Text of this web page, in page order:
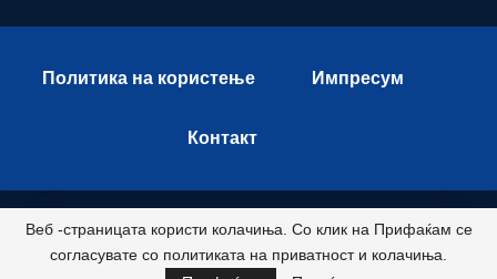
Политика на користење Импресум
Контакт
© 2026 - Istok Press. All Rights Reserved.
Развиено и хостирано од
Веб -страницата користи колачиња. Со клик на Прифаќам се
согласувате со политиката на приватност и колачиња.